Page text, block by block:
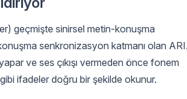
geçmişte sinirsel metin-konuşma
senkronizasyon katmanı olan
ve ses çıkışı vermeden önce fonem
ifadeler doğru bir şekilde okunur.